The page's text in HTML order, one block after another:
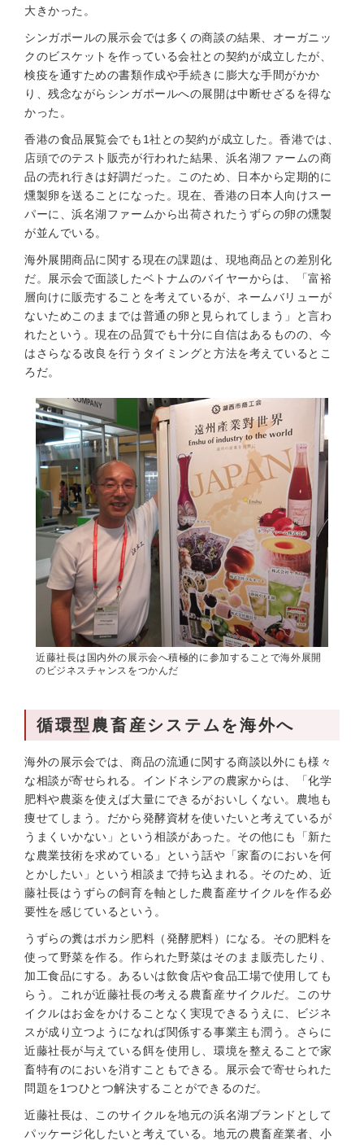
大きかった。
シンガポールの展示会では多くの商談の結果、オーガニッ
クのビスケットを作っている会社との契約が成立したが、
検疫を通すための書類作成や手続きに膨大な手間がかか
り、残念ながらシンガポールへの展開は中断せざるを得な
かった。
香港の食品展覧会でも1社との契約が成立した。香港では、
店頭でのテスト販売が行われた結果、浜名湖ファームの商
品の売れ行きは好調だった。このため、日本から定期的に
燻製卵を送ることになった。現在、香港の日本人向けスー
パーに、浜名湖ファームから出荷されたうずらの卵の燻製
が並んでいる。
海外展開商品に関する現在の課題は、現地商品との差別化
だ。展示会で面談したベトナムのバイヤーからは、「富裕
層向けに販売することを考えているが、ネームバリューが
ないためこのままでは普通の卵と見られてしまう」と言わ
れたという。現在の品質でも十分に自信はあるものの、今
はさらなる改良を行うタイミングと方法を考えているとこ
ろだ。
近藤社長は国内外の展示会へ積極的に参加することで海外展開
のビジネスチャンスをつかんだ
循環型農畜産システムを海外へ
海外の展示会では、商品の流通に関する商談以外にも様々
な相談が寄せられる。インドネシアの農家からは、「化学
肥料や農薬を使えば大量にできるがおいしくない。農地も
痩せてしまう。だから発酵資材を使いたいと考えているが
うまくいかない」という相談があった。その他にも「新た
な農業技術を求めている」という話や「家畜のにおいを何
とかしたい」という相談まで持ち込まれる。そのため、近
藤社長はうずらの飼育を軸とした農畜産サイクルを作る必
要性を感じているという。
うずらの糞はボカシ肥料（発酵肥料）になる。その肥料を
使って野菜を作る。作られた野菜はそのまま販売したり、
加工食品にする。あるいは飲食店や食品工場で使用しても
らう。これが近藤社長の考える農畜産サイクルだ。このサ
イクルはお金をかけることなく実現できるうえに、ビジネ
スが成り立つようになれば関係する事業主も潤う。さらに
近藤社長が与えている餌を使用し、環境を整えることで家
畜特有のにおいを消すこともできる。展示会で寄せられた
問題を1つひとつ解決することができるのだ。
近藤社長は、このサイクルを地元の浜名湖ブランドとして
パッケージ化したいと考えている。地元の農畜産業者、小